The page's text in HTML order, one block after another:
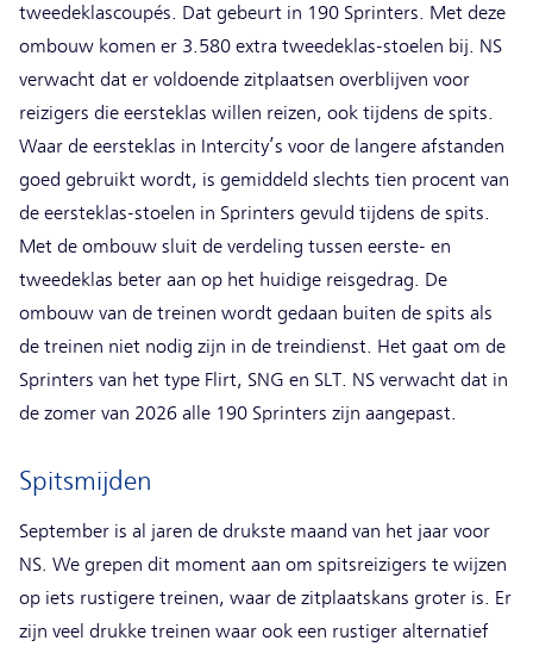
tweedeklascoupés. Dat gebeurt in 190 Sprinters. Met deze
ombouw komen er 3.580 extra tweedeklas-stoelen bij. NS
verwacht dat er voldoende zitplaatsen overblijven voor
reizigers die eersteklas willen reizen, ook tijdens de spits.
Waar de eersteklas in Intercity’s voor de langere afstanden
goed gebruikt wordt, is gemiddeld slechts tien procent van
de eersteklas-stoelen in Sprinters gevuld tijdens de spits.
Met de ombouw sluit de verdeling tussen eerste- en
tweedeklas beter aan op het huidige reisgedrag. De
ombouw van de treinen wordt gedaan buiten de spits als
de treinen niet nodig zijn in de treindienst. Het gaat om de
Sprinters van het type Flirt, SNG en SLT. NS verwacht dat in
de zomer van 2026 alle 190 Sprinters zijn aangepast.
Spitsmijden
September is al jaren de drukste maand van het jaar voor
NS. We grepen dit moment aan om spitsreizigers te wijzen
op iets rustigere treinen, waar de zitplaatskans groter is. Er
zijn veel drukke treinen waar ook een rustiger alternatief